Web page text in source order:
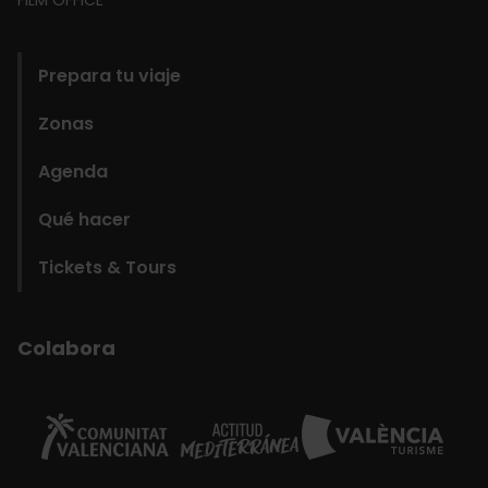
Prepara tu viaje
Zonas
Agenda
Qué hacer
Tickets & Tours
Colabora